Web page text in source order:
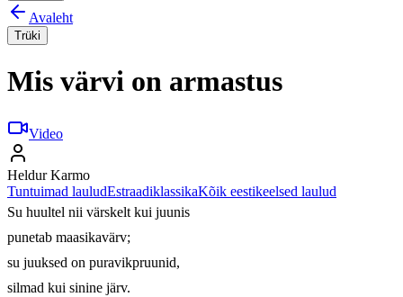
Avaleht
Trüki
Mis värvi on armastus
Video
Heldur Karmo
Tuntuimad lauludEstraadiklassikaKõik eestikeelsed laulud
Su huultel nii värskelt kui juunis
punetab maasikavärv;
su juuksed on puravikpruunid,
silmad kui sinine järv.